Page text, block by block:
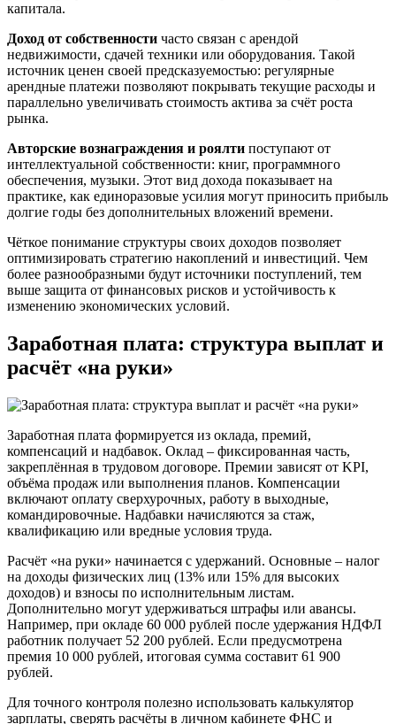
капитала.
Доход от собственности часто связан с арендой
недвижимости, сдачей техники или оборудования. Такой
источник ценен своей предсказуемостью: регулярные
арендные платежи позволяют покрывать текущие расходы и
параллельно увеличивать стоимость актива за счёт роста
рынка.
Авторские вознаграждения и роялти поступают от
интеллектуальной собственности: книг, программного
обеспечения, музыки. Этот вид дохода показывает на
практике, как единоразовые усилия могут приносить прибыль
долгие годы без дополнительных вложений времени.
Чёткое понимание структуры своих доходов позволяет
оптимизировать стратегию накоплений и инвестиций. Чем
более разнообразными будут источники поступлений, тем
выше защита от финансовых рисков и устойчивость к
изменению экономических условий.
Заработная плата: структура выплат и
расчёт «на руки»
Заработная плата формируется из оклада, премий,
компенсаций и надбавок. Оклад – фиксированная часть,
закреплённая в трудовом договоре. Премии зависят от KPI,
объёма продаж или выполнения планов. Компенсации
включают оплату сверхурочных, работу в выходные,
командировочные. Надбавки начисляются за стаж,
квалификацию или вредные условия труда.
Расчёт «на руки» начинается с удержаний. Основные – налог
на доходы физических лиц (13% или 15% для высоких
доходов) и взносы по исполнительным листам.
Дополнительно могут удерживаться штрафы или авансы.
Например, при окладе 60 000 рублей после удержания НДФЛ
работник получает 52 200 рублей. Если предусмотрена
премия 10 000 рублей, итоговая сумма составит 61 900
рублей.
Для точного контроля полезно использовать калькулятор
зарплаты, сверять расчёты в личном кабинете ФНС и